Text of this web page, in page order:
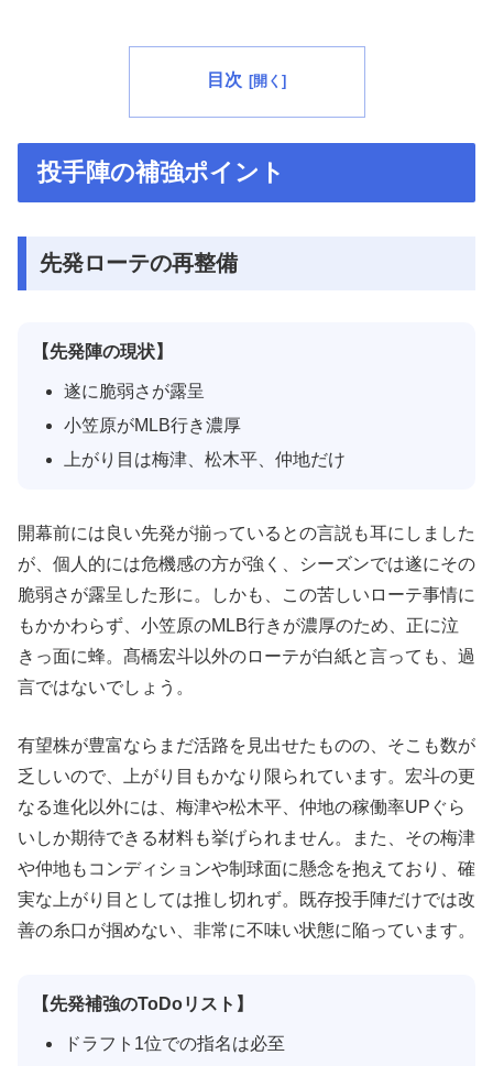
目次
投手陣の補強ポイント
先発ローテの再整備
【先発陣の現状】
遂に脆弱さが露呈
小笠原がMLB行き濃厚
上がり目は梅津、松木平、仲地だけ
開幕前には良い先発が揃っているとの言説も耳にしました
が、個人的には危機感の方が強く、シーズンでは遂にその
脆弱さが露呈した形に。しかも、この苦しいローテ事情に
もかかわらず、小笠原のMLB行きが濃厚のため、正に泣
きっ面に蜂。髙橋宏斗以外のローテが白紙と言っても、過
言ではないでしょう。
有望株が豊富ならまだ活路を見出せたものの、そこも数が
乏しいので、上がり目もかなり限られています。宏斗の更
なる進化以外には、梅津や松木平、仲地の稼働率UPぐら
いしか期待できる材料も挙げられません。また、その梅津
や仲地もコンディションや制球面に懸念を抱えており、確
実な上がり目としては推し切れず。既存投手陣だけでは改
善の糸口が掴めない、非常に不味い状態に陥っています。
【先発補強のToDoリスト】
ドラフト1位での指名は必至